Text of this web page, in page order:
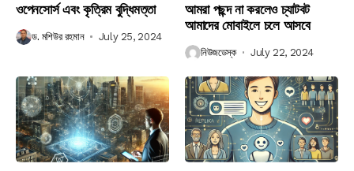
ওপেনসোর্স এবং কৃত্রিম বুদ্ধিমত্তা
ড. মশিউর রহমান July 25, 2024
আমরা পছন্দ না করলেও চ্যাটবট
আমাদের মোবাইলে চলে আসবে
নিউজডেস্ক July 22, 2024